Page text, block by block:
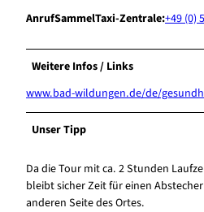
AnrufSammelTaxi-Zentrale:+49 (0)
Weitere Infos / Links
www.bad-wildungen.de/de/
Unser Tipp
Da die Tour mit ca. 2 Stunden
bleibt sicher Zeit für einen
anderen Seite des Ortes.